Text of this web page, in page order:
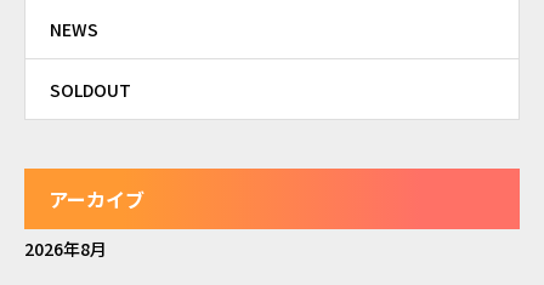
NEWS
SOLDOUT
アーカイブ
2026年8月